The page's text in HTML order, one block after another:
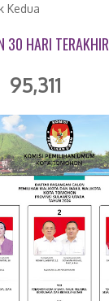
Kedua
30 HARI TERAKHIR
95,311